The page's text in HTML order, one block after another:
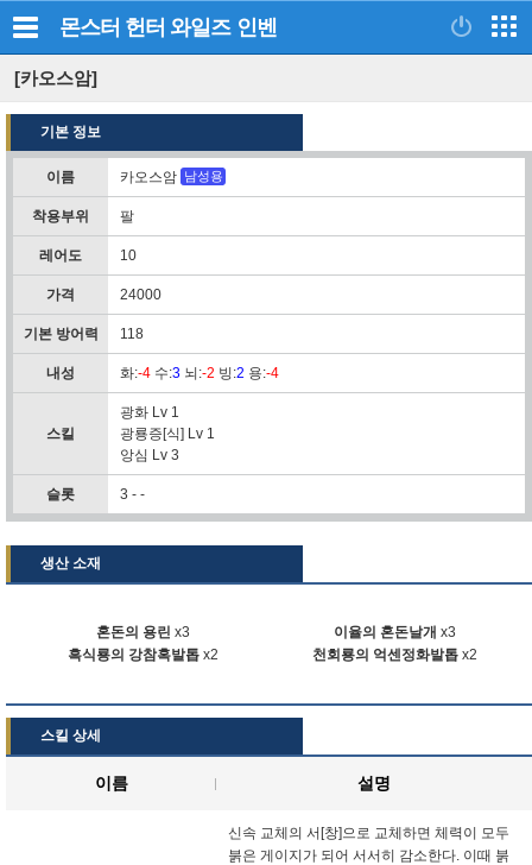
몬스터 헌터 와일즈 인벤
[카오스암]
기본 정보
이름 카오스암 남성용
착용부위 팔
레어도 10
가격 24000
기본 방어력 118
내성 화:-4 수:3 뇌 :-2 빙:2 용:-4
스킬
광화 Lv 1
광룡증[식] Lv 1
앙심 Lv 3
슬롯 3 - -
생산 소재
혼돈의 용린 x3 이율의 혼돈날개 x3
흑식룡의 강참혹발톱 x2 천회룡의 억센정화발톱x2
스킬 상세
이름 설명
신속 교체의 서[창]으로 교체하면 체력이 모두
붉은 게이지가 되어 서서히 감소한다. 이때 붉